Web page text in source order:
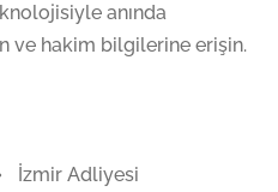
anında
ve hakim bilgilerine erişin.
İzmir Adliyesi